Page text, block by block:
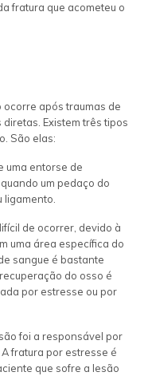
fratura que acometeu o
após traumas de
Existem três tipos
São elas:
uma entorse de
um pedaço do
de ocorrer, devido à
uma área específica do
sangue é bastante
do osso é
por estresse ou por
foi a responsável por
fratura por estresse é
que sofre a lesão